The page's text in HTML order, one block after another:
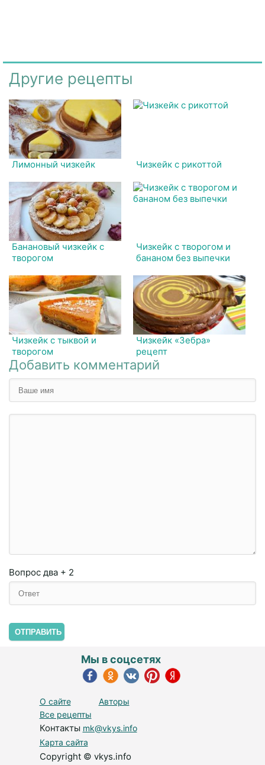
Другие рецепты
Лимонный чизкейк Чизкейк с рикоттой
Банановый чизкейк с
творогом
Чизкейк с творогом и
бананом без выпечки
Чизкейк с тыквой и
творогом
Чизкейк «Зебра»
рецепт
Добавить комментарий
Вопрос два + 2
ОТПРАВИТЬ
О сайте
Авторы
Все рецепты
Контакты mk@vkys.info
Карта сайта
Copyright © vkys.info
Мы в соцсетях